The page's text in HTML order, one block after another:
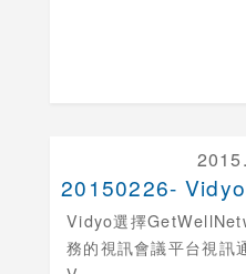
20150226-
Vidyo選擇
務的視訊會議平台視訊